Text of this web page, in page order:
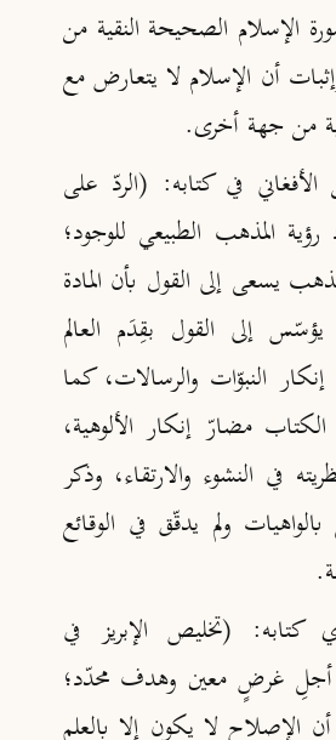
الصحيحة النقية من
أن الإسلام لا يتعارض مع
من جهة أخرى.
في كتابه: (الردّ على
المذهب الطبيعي للوجود؛
يسعى إلى القول بأن المادة
إلى القول بقِدَم العالم
النبوّات والرسالات، كما
مضارّ إنكار الألوهية،
في النشوء والارتقاء، وذكر
ولم يدقّق في الوقائع
.
(تخليص الإبريز في
غرضٍ معين وهدف محدّد؛
الإصلاح لا يكون إلا بالعلم